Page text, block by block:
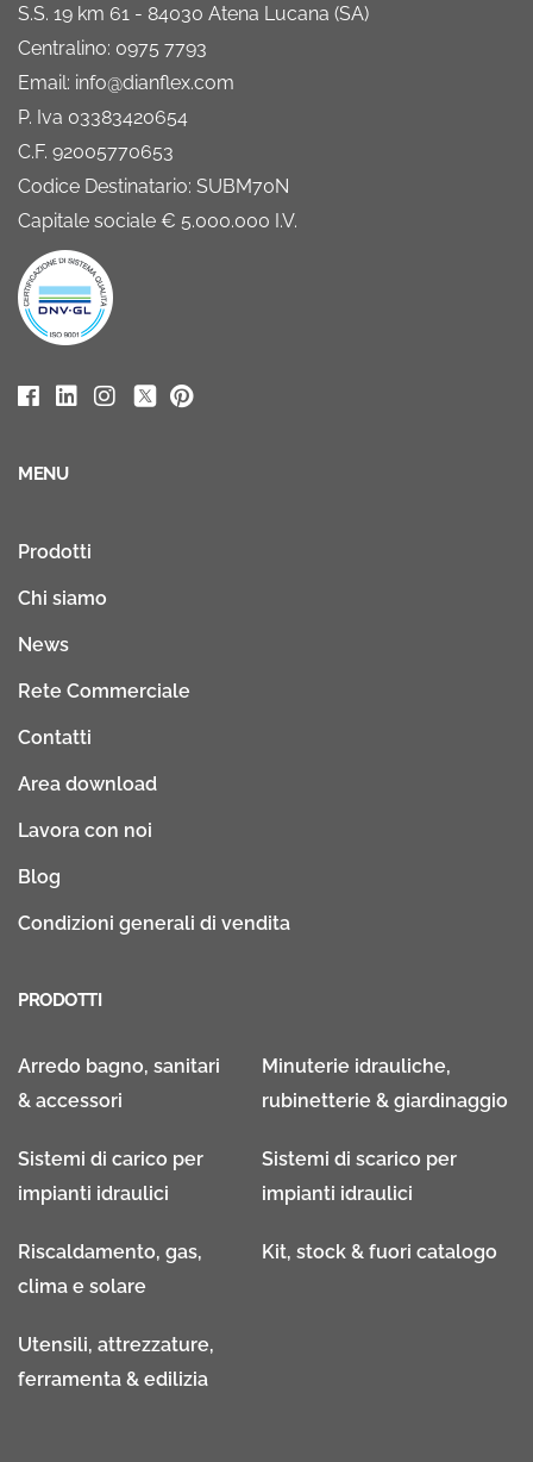
S.S. 19 km 61 - 84030 Atena Lucana (SA)
Centralino: 0975 7793
Email: info@dianflex.com
P. Iva 03383420654
C.F. 92005770653
Codice Destinatario: SUBM70N
Capitale sociale € 5.000.000 I.V.
MENU
Prodotti
Chi siamo
News
Rete Commerciale
Contatti
Area download
Lavora con noi
Blog
Condizioni generali di vendita
PRODOTTI
Arredo bagno, sanitari
& accessori
Minuterie idrauliche,
rubinetterie & giardinaggio
Sistemi di carico per
impianti idraulici
Sistemi di scarico per
impianti idraulici
Riscaldamento, gas,
clima e solare
Kit, stock & fuori catalogo
Utensili, attrezzature,
ferramenta & edilizia